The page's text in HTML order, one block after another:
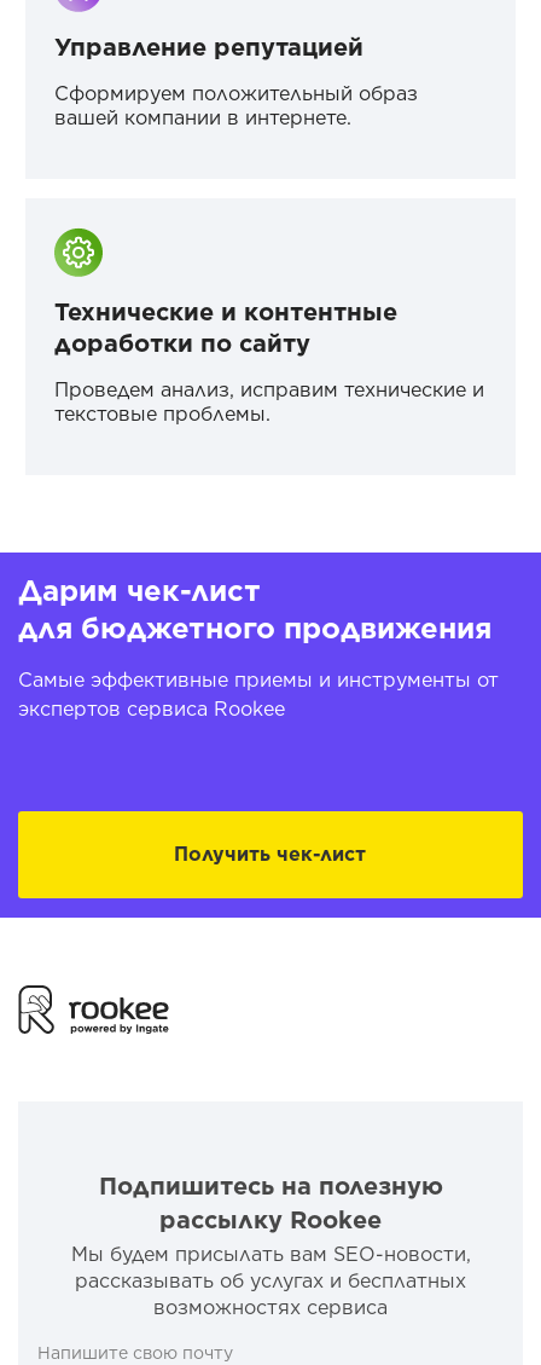
Управление репутацией
Сформируем положительный образ
вашей компании в интернете.
Технические и контентные
доработки по сайту
Проведем анализ, исправим технические и
текстовые проблемы.
Дарим чек-лист
для бюджетного продвижения
Самые эффективные приемы и инструменты от
экспертов сервиса Rookee
Получить чек-лист
Подпишитесь на полезную
рассылку Rookee
Мы будем присылать вам SEO-новости,
рассказывать об услугах и бесплатных
возможностях сервиса
Напишите свою почту